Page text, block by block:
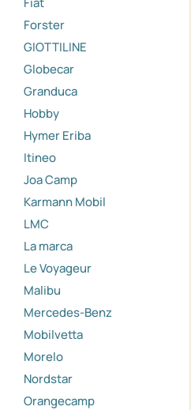
Forster
GIOTTILINE
Globecar
Granduca
Hobby
Hymer Eriba
Itineo
Joa Camp
Karmann Mobil
LMC
La marca
Le Voyageur
Malibu
Mercedes-Benz
Mobilvetta
Morelo
Nordstar
Orangecamp